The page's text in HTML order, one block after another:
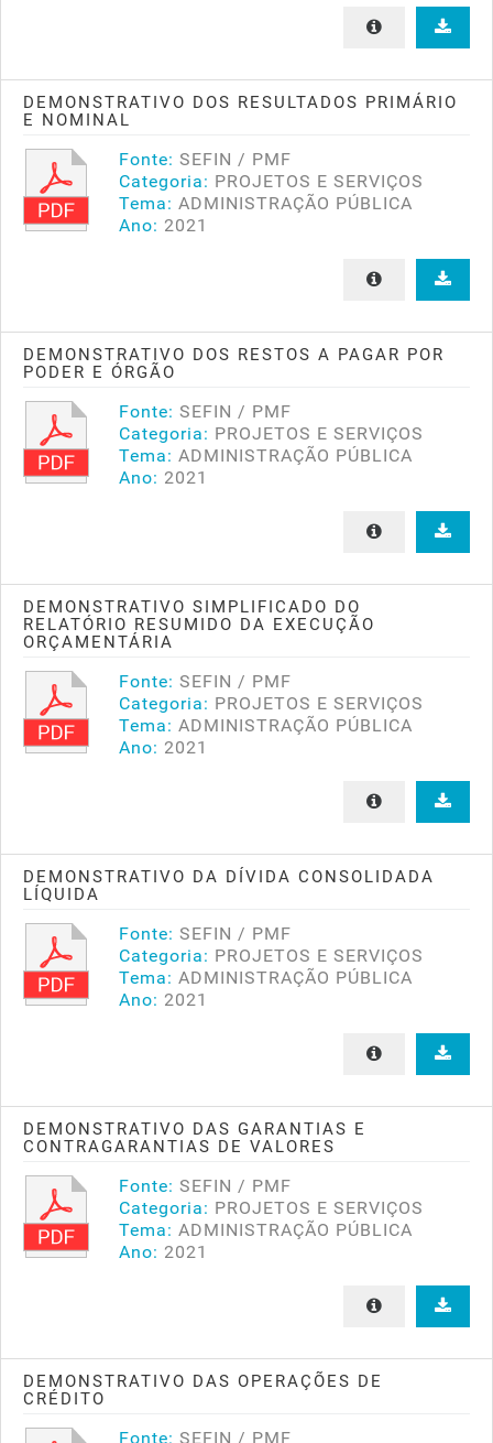
DEMONSTRATIVO DOS RESULTADOS PRIMÁRIO
E NOMINAL
Fonte: SEFIN / PMF
Categoria: PROJETOS E SERVIÇOS
Tema: ADMINISTRAÇÃO PÚBLICA
Ano: 2021
DEMONSTRATIVO DOS RESTOS A PAGAR POR
PODER E ÓRGÃO
Fonte: SEFIN / PMF
Categoria: PROJETOS E SERVIÇOS
Tema: ADMINISTRAÇÃO PÚBLICA
Ano: 2021
DEMONSTRATIVO SIMPLIFICADO DO
RELATÓRIO RESUMIDO DA EXECUÇÃO
ORÇAMENTÁRIA
Fonte: SEFIN / PMF
Categoria: PROJETOS E SERVIÇOS
Tema: ADMINISTRAÇÃO PÚBLICA
Ano: 2021
DEMONSTRATIVO DA DÍVIDA CONSOLIDADA
LÍQUIDA
Fonte: SEFIN / PMF
Categoria: PROJETOS E SERVIÇOS
Tema: ADMINISTRAÇÃO PÚBLICA
Ano: 2021
DEMONSTRATIVO DAS GARANTIAS E
CONTRAGARANTIAS DE VALORES
Fonte: SEFIN / PMF
Categoria: PROJETOS E SERVIÇOS
Tema: ADMINISTRAÇÃO PÚBLICA
Ano: 2021
DEMONSTRATIVO DAS OPERAÇÕES DE
CRÉDITO
Fonte: SEFIN / PMF